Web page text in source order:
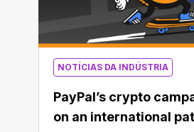
NOTÍCIAS DA INDÚSTRIA
PayPal’s crypto
on an international